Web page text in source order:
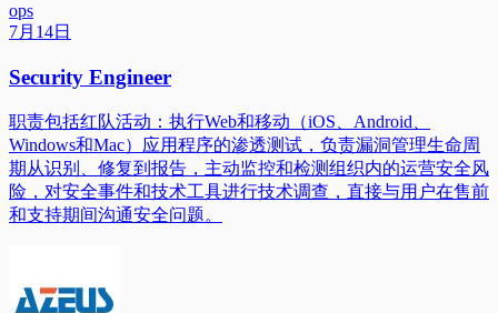
ops
7月14日
Security Engineer
职责包括红队活动：执行Web和移动（iOS、Android、
Windows和Mac）应用程序的渗透测试，负责漏洞管理生命周
期从识别、修复到报告，主动监控和检测组织内的运营安全风
险，对安全事件和技术工具进行技术调查，直接与用户在售前
和支持期间沟通安全问题。